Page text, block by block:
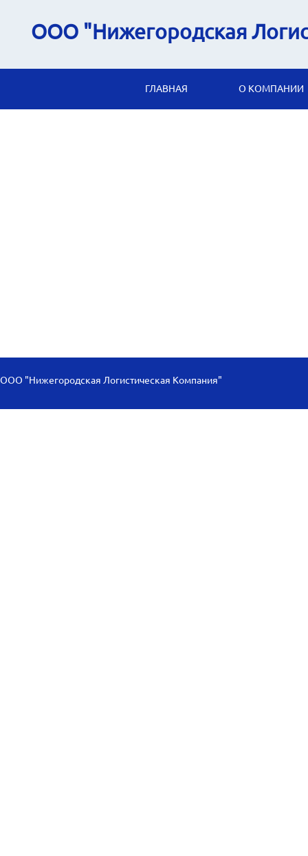
ООО "Нижегородская
ГЛАВНАЯ О КОМПАНИИ
ООО "Нижегородская Логистическая Компания"